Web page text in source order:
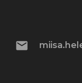
mail